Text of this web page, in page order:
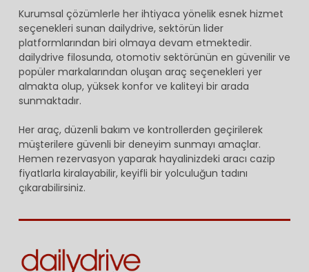
Kurumsal çözümlerle her ihtiyaca yönelik esnek hizmet
seçenekleri sunan dailydrive, sektörün lider
platformlarından biri olmaya devam etmektedir.
dailydrive filosunda, otomotiv sektörünün en güvenilir ve
popüler markalarından oluşan araç seçenekleri yer
almakta olup, yüksek konfor ve kaliteyi bir arada
sunmaktadır.
Her araç, düzenli bakım ve kontrollerden geçirilerek
müşterilere güvenli bir deneyim sunmayı amaçlar.
Hemen rezervasyon yaparak hayalinizdeki aracı cazip
fiyatlarla kiralayabilir, keyifli bir yolculuğun tadını
çıkarabilirsiniz.